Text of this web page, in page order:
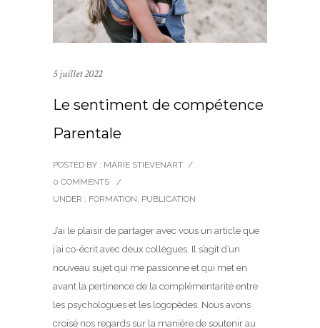
5 juillet 2022
Le sentiment de compétence
Parentale
POSTED BY : MARIE STIEVENART /
0 COMMENTS
/
UNDER : FORMATION, PUBLICATION
J’ai le plaisir de partager avec vous un article que
j’ai co-écrit avec deux collègues. Il s’agit d’un
nouveau sujet qui me passionne et qui met en
avant la pertinence de la complémentarité entre
les psychologues et les logopèdes. Nous avons
croisé nos regards sur la manière de soutenir au